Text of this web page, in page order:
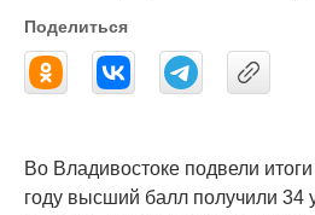
Поделиться
Во Владивостоке подвели
году высший балл получили 34